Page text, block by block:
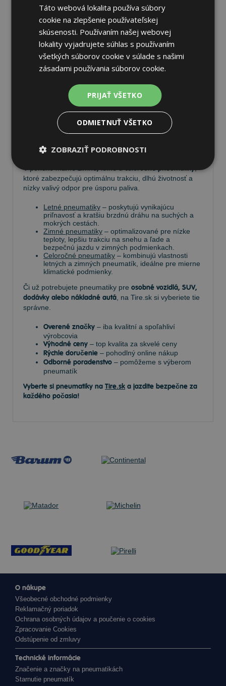
Pneumatiky
a úspornú jazdu. Na
nájdete široký výber
pneumatík pre rôzne typy vozidiel a jazdných
Ponúkameprémiové značky, akoContinental ,Barum
Michelin ,Pirelli,DunlopaNokian.
V ponuke máme zimné, letné a celoročné pneumatiky
ktoré zabezpečujú optimálnu trakciu, dlhú životnosť a
nízky valivý odpor pre úsporu paliva.
Letné pneumatiky – poskytujú vynikajúcu
priľnavosť a kratšiu brzdnú dráhu na suchých a
mokrých cestách.
Zimné pneumatiky – optimalizované pre nízke
teploty, lepšiu trakciu na snehu a ľade a
bezpečnú jazdu v zimných podmienkach.
Celoročné pneumatiky – kombinujú vlastnosti
letných a zimných pneumatík, ideálne pre mierne
klimatické podmienky.
Či už potrebujete pneumatiky pre osobné vozidlá, SUV,
dodávky alebo nákladné autá , na Tire.sk si vyberiete tie
správne.
Overené značky – iba kvalitní a spoľahliví
výrobcovia
Výhodné ceny – top kvalita za skvelé ceny
Rýchle doručenie – pohodlný online nákup
Odborné poradenstvo – pomôžeme s výberom
pneumatík
Vyberte si pneumatiky na Tire.sk a jazdite bezpečne za
každého počasia!
O nákupe
Všeobecné obchodné podmienky
Reklamačný poriadok
Ochrana osobných údajov a poučenie o cookies
Zpracovanie Cookies
Odstúpenie od zmluvy
Technické informácie
Značenie a značky na pneumatikách
Starnutie pneumatík
Táto webová lokalita používa súbory
cookie na zlepšenie používateľskej
skúsenosti. Používaním našej webovej
lokality vyjadrujete súhlas s používaním
všetkých súborov cookie v súlade s našimi
zásadami používania súborov cookie.
PRIJAŤ VŠETKO
ODMIETNUŤ VŠETKO
ZOBRAZIŤ PODROBNOSTI